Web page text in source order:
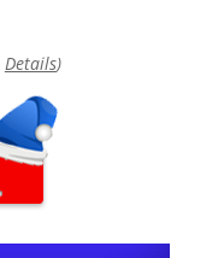
Details)